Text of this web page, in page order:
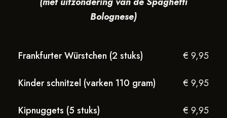
Bolognese)
Frankfurter Würstchen (2 stuks) € 9,95
Kinder schnitzel (varken 110 gram) € 9,95
Kipnuggets (5 stuks) € 9,95